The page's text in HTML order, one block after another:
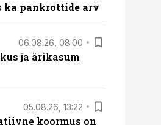
ka pankrottide arv
06.08.26, 08:00
ja ärikasum
05.08.26, 13:22
koormus on